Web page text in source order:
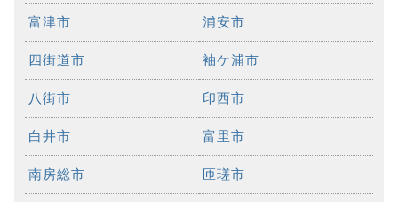
富津市 浦安市
四街道市 袖ケ浦市
八街市 印西市
白井市 富里市
南房総市 匝瑳市